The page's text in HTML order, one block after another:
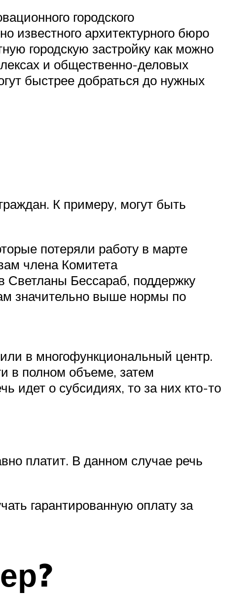
городского
известного архитектурного бюро
городскую застройку как можно
и общественно-деловых
быстрее добраться до нужных
К примеру, могут быть
потеряли работу в марте
члена Комитета
Светланы Бессараб, поддержку
значительно выше нормы по
в многофункциональный центр.
в полном объеме, затем
идет о субсидиях, то за них кто-то
платит. В данном случае речь
гарантированную оплату за